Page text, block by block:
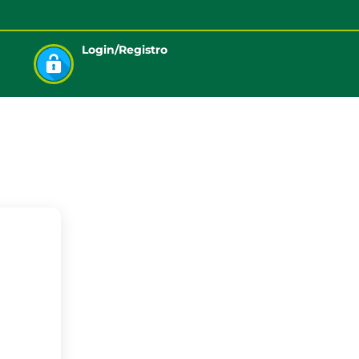
Login/Registro